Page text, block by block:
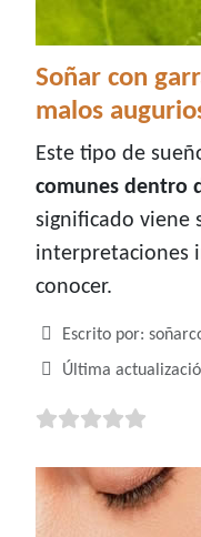
Soñar con
malos
Este tipo de
comunes dentro
significado viene
interpretaciones
conocer.
Detalles
Escrito por:
Última